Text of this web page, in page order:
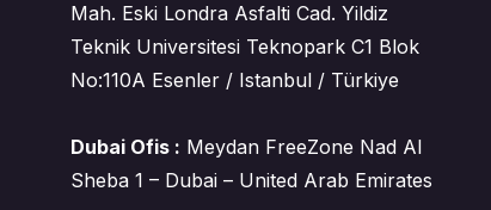
Mah. Eski Londra Asfalti Cad. Yildiz
Teknik Universitesi Teknopark C1 Blok
No:110A Esenler / Istanbul / Türkiye
Dubai Ofis : Meydan FreeZone Nad Al
Sheba 1 – Dubai – United Arab Emirates